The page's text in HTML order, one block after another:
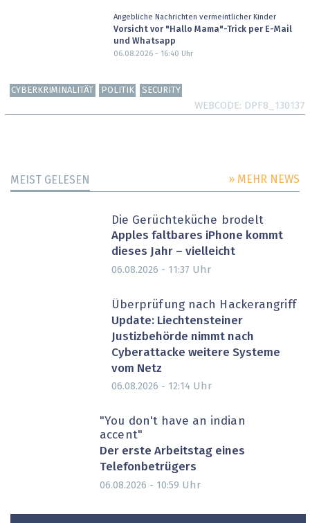
Angebliche Nachrichten vermeintlicher Kinder
Vorsicht vor "Hallo Mama"-Trick per E-Mail
und Whatsapp
06.08.2026 - 16:40 Uhr
CYBERKRIMINALITÄT POLITIK SECURITY
WEBCODE DPF8_130137
MEIST GELESEN » MEHR NEWS
Die Gerüchteküche brodelt
Apples faltbares iPhone kommt
dieses Jahr – vielleicht
06.08.2026 - 11:37 Uhr
Überprüfung nach Hackerangriff
Update: Liechtensteiner
Justizbehörde nimmt nach
Cyberattacke weitere Systeme
vom Netz
06.08.2026 - 12:14 Uhr
"You don't have an indian
accent"
Der erste Arbeitstag eines
Telefonbetrügers
06.08.2026 - 10:59 Uhr